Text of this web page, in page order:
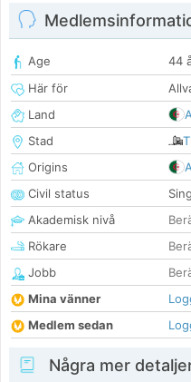
Age
44
Här för
Land
Stad
Origins
Civil status
Akademisk nivå
Rökare
Jobb
Mina vänner
Medlem sedan
Några mer